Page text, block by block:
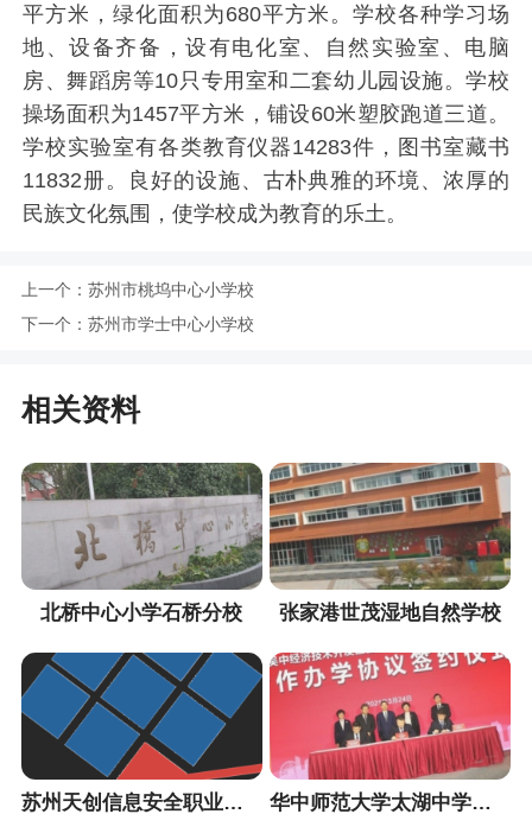
平方米，绿化面积为680平方米。学校各种学习场
地、设备齐备，设有电化室、自然实验室、电脑
房、舞蹈房等10只专用室和二套幼儿园设施。学校
操场面积为1457平方米，铺设60米塑胶跑道三道。
学校实验室有各类教育仪器14283件，图书室藏书
11832册。良好的设施、古朴典雅的环境、浓厚的
民族文化氛围，使学校成为教育的乐土。
上一个： 苏州市桃坞中心小学校
下一个： 苏州市学士中心小学校
相关资料
北桥中心小学石桥分校 张家港世茂湿地自然学校
苏州天创信息安全职业培训中心 华中师范大学太湖中学（暂定名）